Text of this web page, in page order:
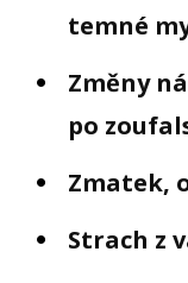
temné
Změny
po
Zmatek,
Strach z